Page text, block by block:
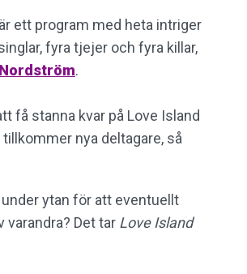
ett program med heta intriger
fyra tjejer och fyra killar,
.
få stanna kvar på Love Island
nya deltagare, så
ytan för att eventuellt
varandra? Det tar Love Island